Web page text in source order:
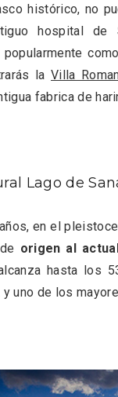
histórico, no
hospital de
popularmente
laVilla
fabrica de
Lago de
en el
origen al
hasta los
y uno de los
en la Ribera